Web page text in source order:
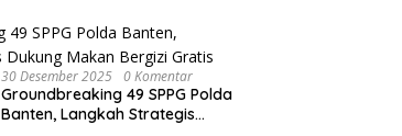
Pangan Nasional
30 Desember 2025 0 Komentar
Groundbreaking 49 SPPG Polda
Banten, Langkah Strategis